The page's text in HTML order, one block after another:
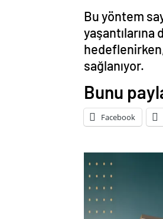
Bu yöntem
yaşantılarına
sağlanıyor.
Bunu
Facebook